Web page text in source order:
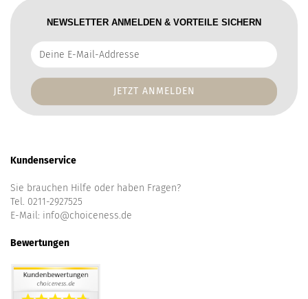
NEWSLETTER ANMELDEN & VORTEILE SICHERN
Deine
E-
Addresse
Kundenservice
Sie brauchen Hilfe oder haben Fragen?
Tel. 0211-2927525
E-Mail: info@choiceness.de
Bewertungen